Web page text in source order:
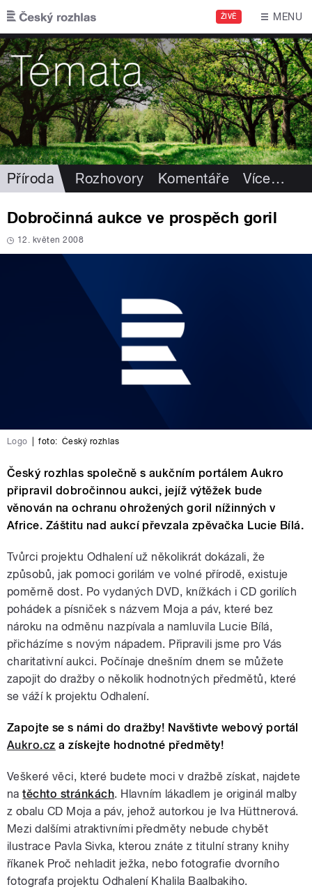
Přejít k hlavnímu obsahu
ŽIVĚ MENU
Příroda Rozhovory Komentáře Více…
Dobročinná aukce ve prospěch goril
12. květen 2008
Logo foto: Český rozhlas
Český rozhlas společně s aukčním portálem Aukro
připravil dobročinnou aukci, jejíž výtěžek bude
věnován na ochranu ohrožených goril nížinných v
Africe. Záštitu nad aukcí převzala zpěvačka Lucie Bílá.
Tvůrci projektu Odhalení už několikrát dokázali, že
způsobů, jak pomoci gorilám ve volné přírodě, existuje
poměrně dost. Po vydaných DVD, knížkách i CD gorilích
pohádek a písniček s názvem Moja a páv, které bez
nároku na odměnu nazpívala a namluvila Lucie Bílá,
přicházíme s novým nápadem. Připravili jsme pro Vás
charitativní aukci. Počínaje dnešním dnem se můžete
zapojit do dražby o několik hodnotných předmětů, které
se váží k projektu Odhalení.
Zapojte se s námi do dražby! Navštivte webový portál
Aukro.cz a získejte hodnotné předměty!
Veškeré věci, které budete moci v dražbě získat, najdete
natěchto stránkách. Hlavním lákadlem je originál malby
z obalu CD Moja a páv, jehož autorkou je Iva Hüttnerová.
Mezi dalšími atraktivními předměty nebude chybět
ilustrace Pavla Sivka, kterou znáte z titulní strany knihy
říkanek Proč nehladit ježka, nebo fotografie dvorního
fotografa projektu Odhalení Khalila Baalbakiho.